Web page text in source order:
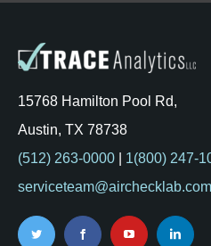
Pruebas ambientales
AirCheck Academy
Kits AirCheck✓
15768 Hamilton Pool Rd,
Austin, TX 78738
(512) 263-0000| 1(800) 247-
serviceteam@airchecklab.com